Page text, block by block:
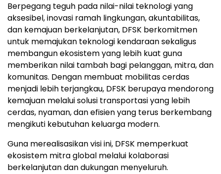
Berpegang teguh pada nilai-nilai teknologi yang
aksesibel, inovasi ramah lingkungan, akuntabilitas,
dan kemajuan berkelanjutan, DFSK berkomitmen
untuk memajukan teknologi kendaraan sekaligus
membangun ekosistem yang lebih kuat guna
memberikan nilai tambah bagi pelanggan, mitra, dan
komunitas. Dengan membuat mobilitas cerdas
menjadi lebih terjangkau, DFSK berupaya mendorong
kemajuan melalui solusi transportasi yang lebih
cerdas, nyaman, dan efisien yang terus berkembang
mengikuti kebutuhan keluarga modern.
Guna merealisasikan visi ini, DFSK memperkuat
ekosistem mitra global melalui kolaborasi
berkelanjutan dan dukungan menyeluruh.